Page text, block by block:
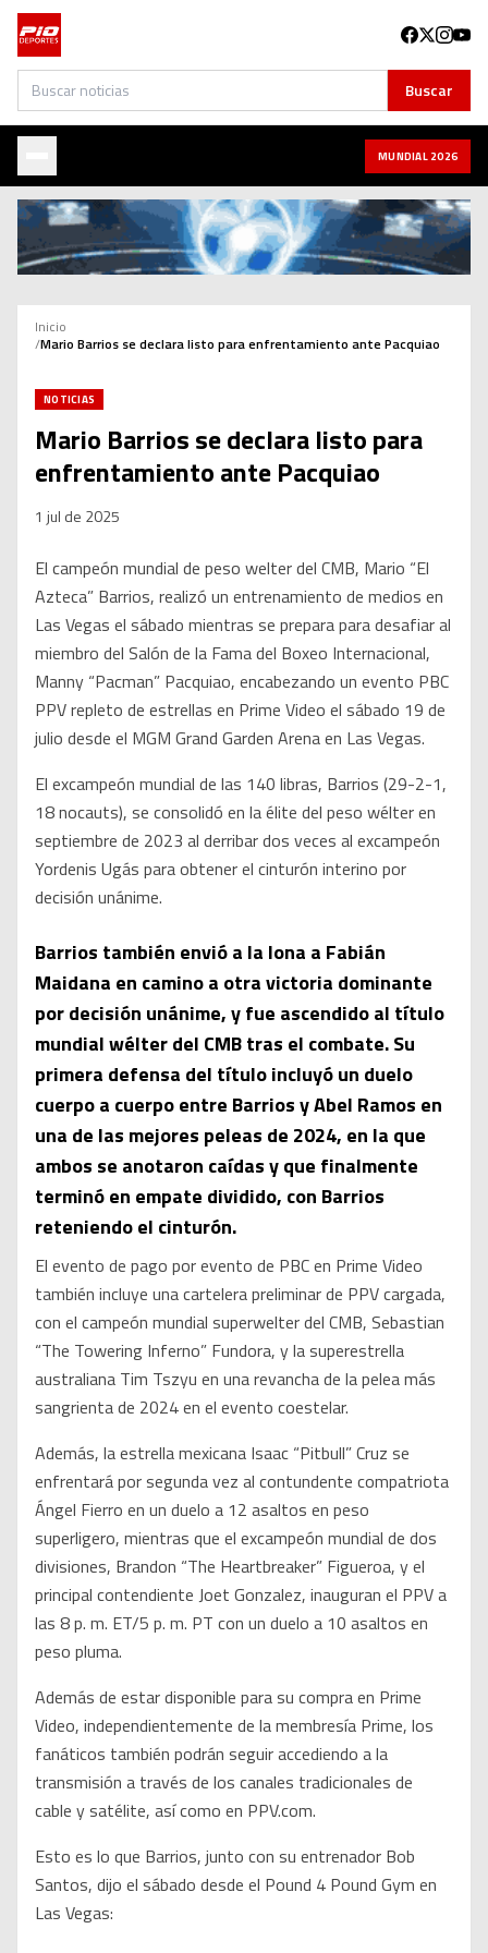
Buscar Buscar
MUNDIAL 2026
Inicio
/Mario Barrios se declara listo para enfrentamiento ante Pacquiao
NOTICIAS
Mario Barrios se declara listo para
enfrentamiento ante Pacquiao
1 jul de 2025
El campeón mundial de peso welter del CMB, Mario “El
Azteca” Barrios, realizó un entrenamiento de medios en
Las Vegas el sábado mientras se prepara para desafiar al
miembro del Salón de la Fama del Boxeo Internacional,
Manny “Pacman” Pacquiao, encabezando un evento PBC
PPV repleto de estrellas en Prime Video el sábado 19 de
julio desde el MGM Grand Garden Arena en Las Vegas.
El excampeón mundial de las 140 libras, Barrios (29-2-1,
18 nocauts), se consolidó en la élite del peso wélter en
septiembre de 2023 al derribar dos veces al excampeón
Yordenis Ugás para obtener el cinturón interino por
decisión unánime.
Barrios también envió a la lona a Fabián
Maidana en camino a otra victoria dominante
por decisión unánime, y fue ascendido al título
mundial wélter del CMB tras el combate. Su
primera defensa del título incluyó un duelo
cuerpo a cuerpo entre Barrios y Abel Ramos en
una de las mejores peleas de 2024, en la que
ambos se anotaron caídas y que finalmente
terminó en empate dividido, con Barrios
reteniendo el cinturón.
El evento de pago por evento de PBC en Prime Video
también incluye una cartelera preliminar de PPV cargada,
con el campeón mundial superwelter del CMB, Sebastian
“The Towering Inferno” Fundora, y la superestrella
australiana Tim Tszyu en una revancha de la pelea más
sangrienta de 2024 en el evento coestelar.
Además, la estrella mexicana Isaac “Pitbull” Cruz se
enfrentará por segunda vez al contundente compatriota
Ángel Fierro en un duelo a 12 asaltos en peso
superligero, mientras que el excampeón mundial de dos
divisiones, Brandon “The Heartbreaker” Figueroa, y el
principal contendiente Joet Gonzalez, inauguran el PPV a
las 8 p. m. ET/5 p. m. PT con un duelo a 10 asaltos en
peso pluma.
Además de estar disponible para su compra en Prime
Video, independientemente de la membresía Prime, los
fanáticos también podrán seguir accediendo a la
transmisión a través de los canales tradicionales de
cable y satélite, así como en PPV.com.
Esto es lo que Barrios, junto con su entrenador Bob
Santos, dijo el sábado desde el Pound 4 Pound Gym en
Las Vegas: